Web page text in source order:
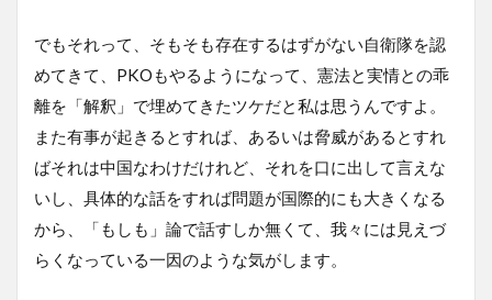
でもそれって、そもそも存在するはずがない自衛隊を認
めてきて、PKOもやるようになって、憲法と実情との乖
離を「解釈」で埋めてきたツケだと私は思うんですよ。
また有事が起きるとすれば、あるいは脅威があるとすれ
ばそれは中国なわけだけれど、それを口に出して言えな
いし、具体的な話をすれば問題が国際的にも大きくなる
から、「もしも」論で話すしか無くて、我々には見えづ
らくなっている一因のような気がします。